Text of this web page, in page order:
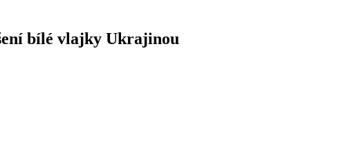
bílé vlajky Ukrajinou